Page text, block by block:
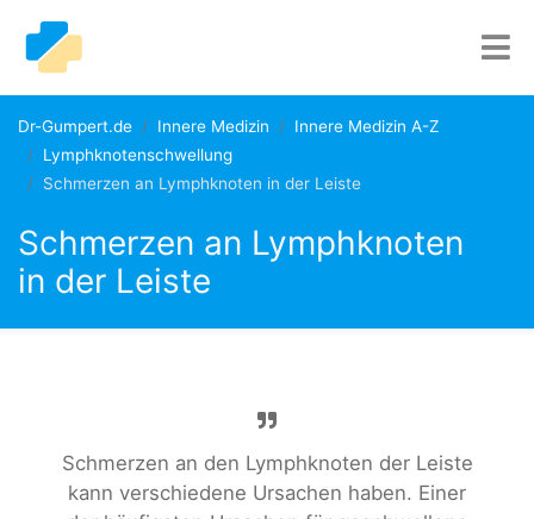
Dr-Gumpert.de Innere Medizin
Innere Medizin A-Z
Lymphknotenschwellung
Schmerzen an Lymphknoten in der Leiste
Schmerzen an Lymphknoten
in der Leiste
Schmerzen an den Lymphknoten der Leiste
kann verschiedene Ursachen haben. Einer